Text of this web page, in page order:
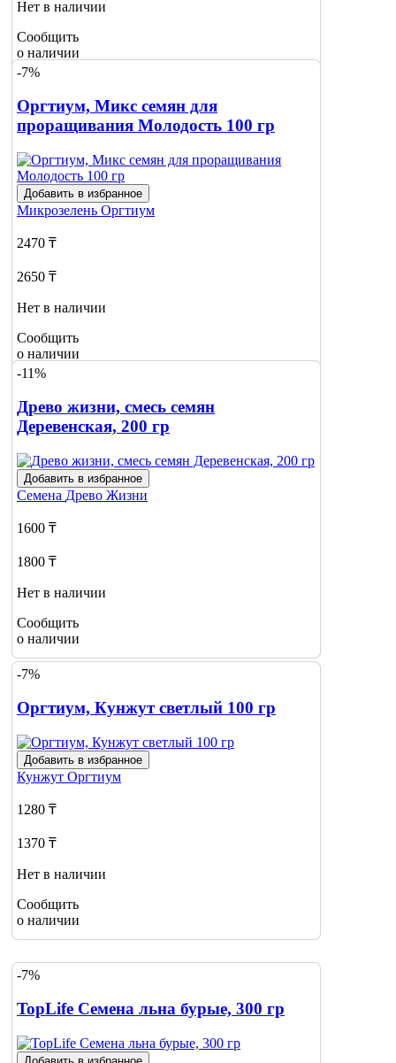
Нет в наличии
Сообщить
о наличии
-7%
Оргтиум, Микс семян для
проращивания Молодость 100 гр
Добавить в избранное
Микрозелень Оргтиум
2470 ₸
2650 ₸
Нет в наличии
Сообщить
о наличии
-11%
Древо жизни, смесь семян
Деревенская, 200 гр
Добавить в избранное
Семена Древо Жизни
1600 ₸
1800 ₸
Нет в наличии
Сообщить
о наличии
-7%
Оргтиум, Кунжут светлый 100 гр
Добавить в избранное
Кунжут Оргтиум
1280 ₸
1370 ₸
Нет в наличии
Сообщить
о наличии
-7%
TopLife Cемена льна бурые, 300 гр